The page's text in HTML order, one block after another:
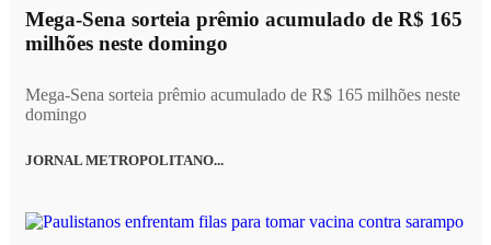
Mega-Sena sorteia prêmio acumulado de R$ 165
milhões neste domingo
Mega-Sena sorteia prêmio acumulado de R$ 165 milhões neste
domingo
JORNAL METROPOLITANO...